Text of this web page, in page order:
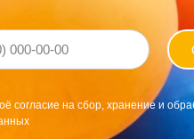
согласие на сбор, хранение и